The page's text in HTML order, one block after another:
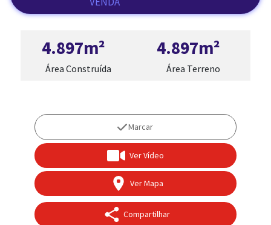
ADM. DE IMÓVEL
4.897m²
Área Construída
4.897m²
Área Terreno
Marcar
Ver Vídeo
Ver Mapa
Compartilhar